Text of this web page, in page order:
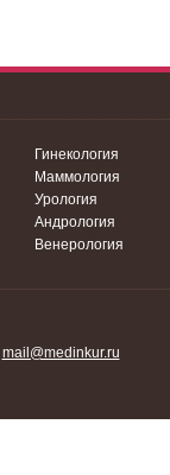
Гинекология
Маммология
Урология
Андрология
Венерология
mail@medinkur.ru